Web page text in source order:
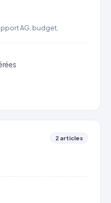
AG, budget,
2 articles